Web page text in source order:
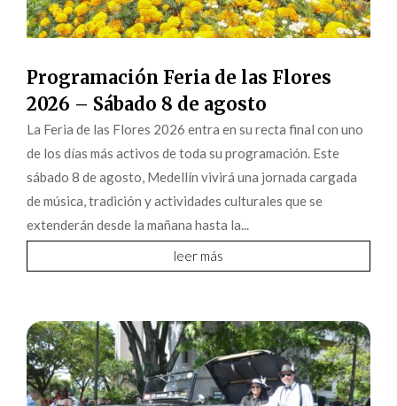
Programación Feria de las Flores
2026 – Sábado 8 de agosto
La Feria de las Flores 2026 entra en su recta final con uno
de los días más activos de toda su programación. Este
sábado 8 de agosto, Medellín vivirá una jornada cargada
de música, tradición y actividades culturales que se
extenderán desde la mañana hasta la...
leer más